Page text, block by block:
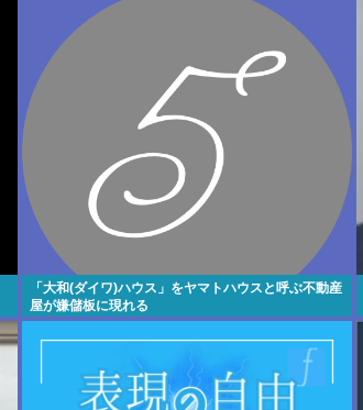
「大和(ダイワ)ハウス」をヤマトハウスと呼ぶ不動産
屋が嫌儲板に現れる